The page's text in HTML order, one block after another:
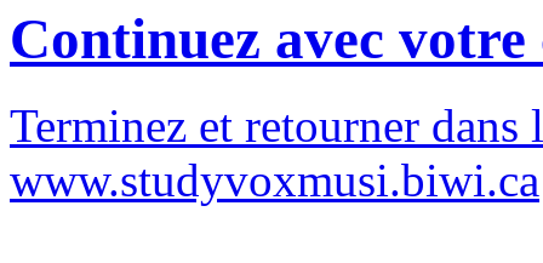
Continuez avec votre
Terminez et retourner dans
www.studyvoxmusi.biwi.ca